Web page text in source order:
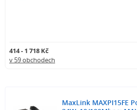
414 - 1 718 Kč
v 59 obchodech
MaxLink MAXPI15FE